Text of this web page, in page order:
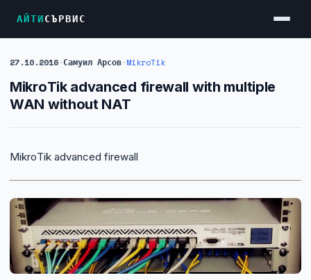
АЙТИСЪРВИС
Услуги
Достъп до Интернет
Firewall и VPN
Хостинг и VPS сървъри
Колокация на сървъри
27.10.2016·Самуил Арсов·MikroTik
МikroТik advanced firewall with multiple
WAN without NAT
МikroТik advanced firewall